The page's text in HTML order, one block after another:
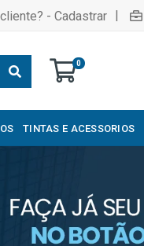
- Cadastrar |
0
TINTAS E ACESSORIOS